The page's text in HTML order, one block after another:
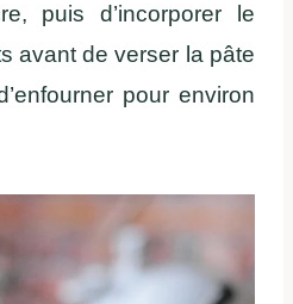
puis d’incorporer le
avant de verser la pâte
pour environ